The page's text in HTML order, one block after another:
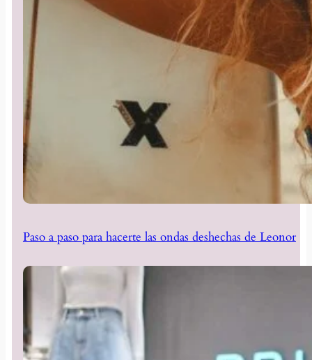
Paso a paso para hacerte las ondas deshechas de Leonor